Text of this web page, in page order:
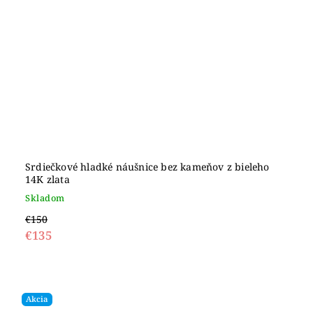
Srdiečkové hladké náušnice bez kameňov z bieleho
14K zlata
Skladom
€150
€135
Akcia